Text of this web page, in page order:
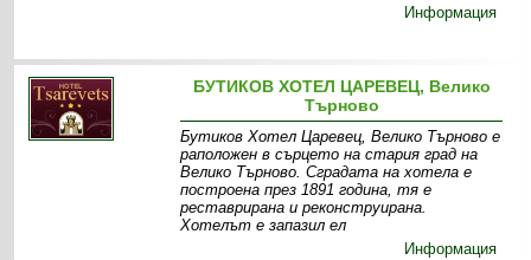
Информация
БУТИКОВ ХОТЕЛ ЦАРЕВЕЦ, Велико
Търново
Бутиков Хотел Царевец, Велико Търново е
раположен в сърцето на стария град на
Велико Търново. Сградата на хотела е
построена през 1891 година, тя е
реставрирана и реконструирана.
Хотелът е запазил ел
Информация